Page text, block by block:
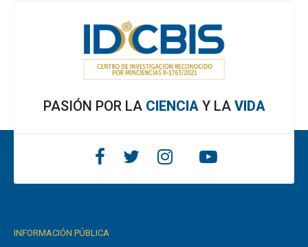
PASIÓN POR LA CIENCIA Y LA VIDA
INFORMACIÓN PÚBLICA